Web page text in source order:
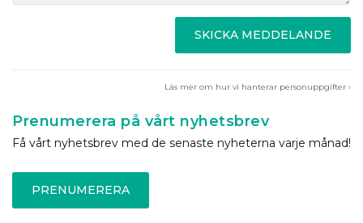
SKICKA MEDDELANDE
Läs mer om hur vi hanterar personuppgifter ›
Prenumerera på vårt nyhetsbrev
Få vårt nyhetsbrev med de senaste nyheterna varje månad!
PRENUMERERA